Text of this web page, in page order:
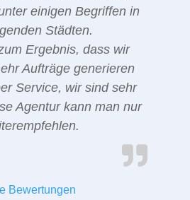
einigen Begriffen in
Städten.
Ergebnis, dass wir
Aufträge generieren
Service, wir sind sehr
Agentur kann man nur
Bewertungen